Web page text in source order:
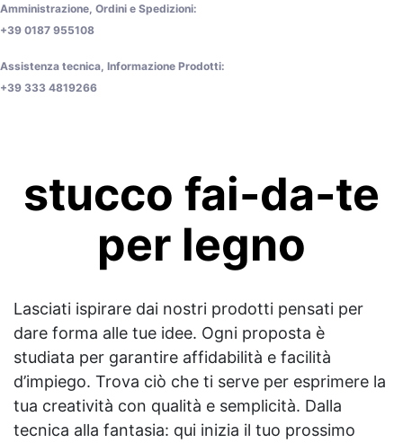
Amministrazione, Ordini e Spedizioni:
+39 0187 955108
Assistenza tecnica, Informazione Prodotti:
+39 333 4819266
stucco fai-da-te
per legno
Lasciati ispirare dai nostri prodotti pensati per
dare forma alle tue idee. Ogni proposta è
studiata per garantire affidabilità e facilità
d’impiego. Trova ciò che ti serve per esprimere la
tua creatività con qualità e semplicità. Dalla
tecnica alla fantasia: qui inizia il tuo prossimo